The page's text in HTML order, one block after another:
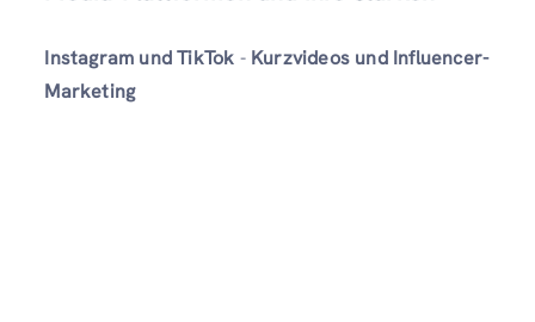
Instagram und TikTok - Kurzvideos und Influencer-
Marketing